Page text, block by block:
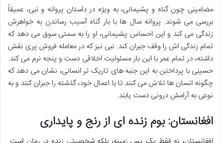
مضامینی چون گناه و پشیمانی، به ویژه در داستان پروانه و نبی، عمیقاً
بررسی می شوند. پروانه سال ها با بار گناه آسیب رساندن به خواهرش
زندگی می کند و این احساس پشیمانی، او را به سمتی سوق می دهد که
تمام زندگی اش را وقف جبران کند. نبی نیز که در معامله فروش پری نقش
داشته، در تمام عمر با این بار مسئولیت اخلاقی دست و پنجه نرم می کند.
حسینی با پرداختن به این جنبه های تاریک تر انسانی، نشان می دهد که
چگونه انسان ها تلاش می کنند تا با اعمال خود، گذشته را جبران کنند و به
نوعی به آرامش درونی دست یابند.
افغانستان: بوم زنده ای از رنج و پایداری